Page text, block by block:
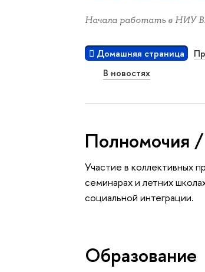
Начала работать в НИУ
Домашняя страница
В новостях
Полномочия /
Участие в коллективных
семинарах и летних
социальной интеграции.
Oбразование